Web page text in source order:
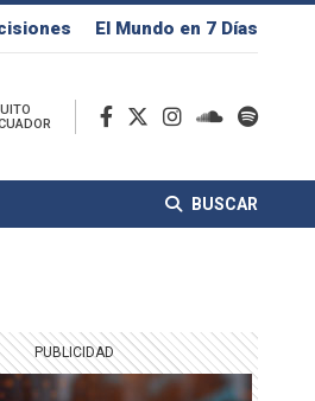
El Mundo en 7 Días
BUSCAR